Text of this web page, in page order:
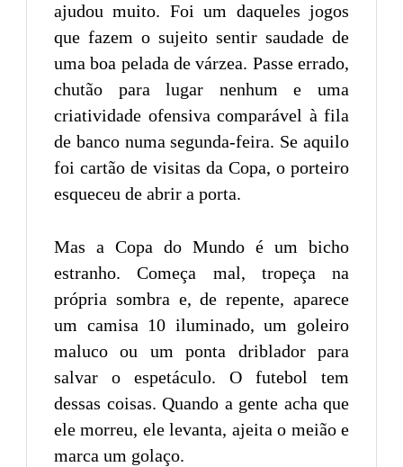
ajudou muito. Foi um daqueles jogos
que fazem o sujeito sentir saudade de
uma boa pelada de várzea. Passe errado,
chutão para lugar nenhum e uma
criatividade ofensiva comparável à fila
de banco numa segunda-feira. Se aquilo
foi cartão de visitas da Copa, o porteiro
esqueceu de abrir a porta.
Mas a Copa do Mundo é um bicho
estranho. Começa mal, tropeça na
própria sombra e, de repente, aparece
um camisa 10 iluminado, um goleiro
maluco ou um ponta driblador para
salvar o espetáculo. O futebol tem
dessas coisas. Quando a gente acha que
ele morreu, ele levanta, ajeita o meião e
marca um golaço.